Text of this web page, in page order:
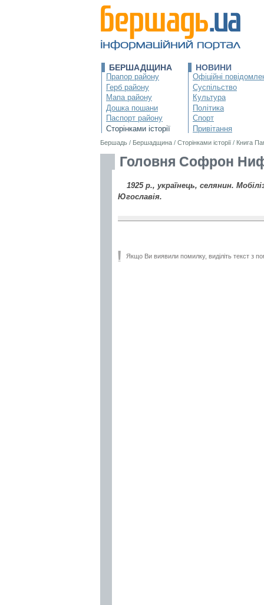
БЕРШАДЩИНА
Прапор району
Герб району
Мапа району
Дошка пошани
Паспорт району
Сторінками історії
НОВИНИ
Офіційні
Суспільство
Культура
Політика
Спорт
Привітання
Бершадь / Бершадщина / Сторінками історії / Книга
Головня Софрон
1925 р., українець, селянин.
Югославія.
Якщо Ви виявили помилку, виділіть текст з